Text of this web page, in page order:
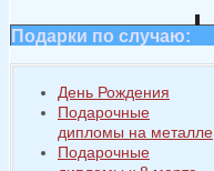
Подарки по случаю:
День Рождения
Подарочные
дипломы на металле
Подарочные